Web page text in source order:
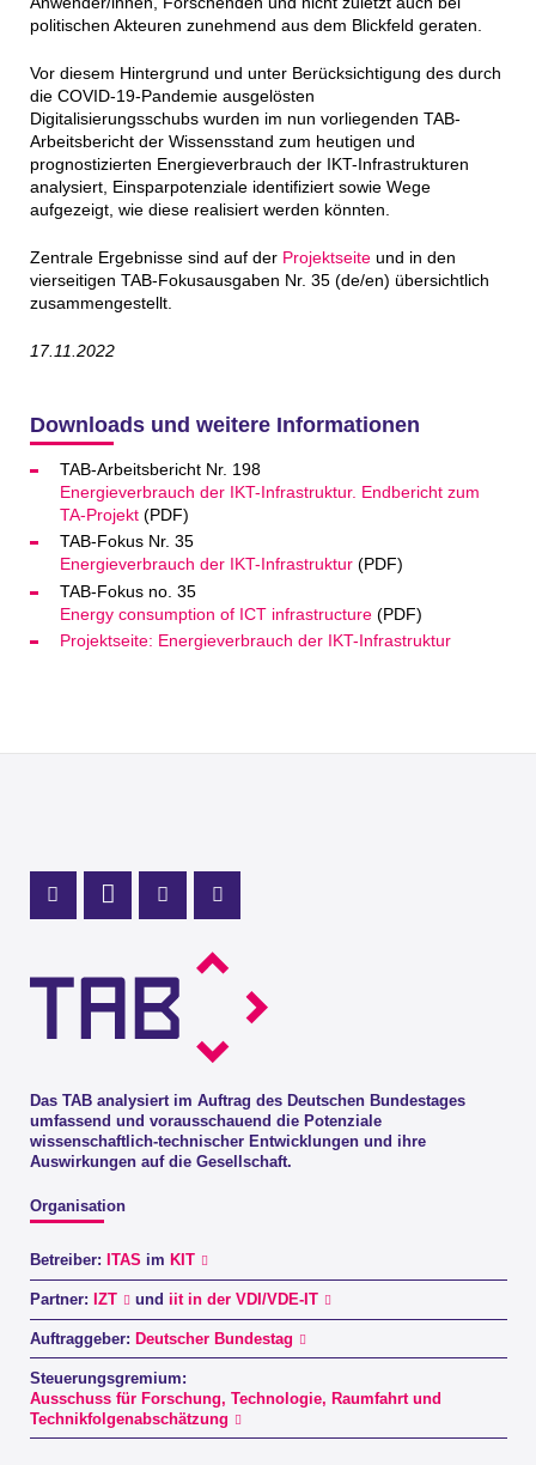
politischen Akteuren zunehmend aus dem Blickfeld geraten.
Vor diesem Hintergrund und unter Berücksichtigung des durch
die COVID-19-Pandemie ausgelösten
Digitalisierungsschubs wurden im nun vorliegenden TAB-
Arbeitsbericht der Wissensstand zum heutigen und
prognostizierten Energieverbrauch der IKT-Infrastrukturen
analysiert, Einsparpotenziale identifiziert sowie Wege
aufgezeigt, wie diese realisiert werden könnten.
Zentrale Ergebnisse sind auf der Projektseiteund in den
vierseitigen TAB-Fokusausgaben Nr. 35 (de/en) übersichtlich
zusammengestellt.
17.11.2022
Downloads und weitere Informationen
TAB-Arbeitsbericht Nr. 198
Energieverbrauch der IKT-Infrastruktur. Endbericht zum
TA-Projekt(PDF)
TAB-Fokus Nr. 35
Energieverbrauch der IKT-Infrastruktur(PDF)
TAB-Fokus no. 35
Energy consumption of ICT infrastructure(PDF)
Projektseite: Energieverbrauch der IKT-Infrastruktur
Das TAB analysiert im Auftrag des Deutschen Bundestages
umfassend und vorausschauend die Potenziale
wissenschaftlich-technischer Entwicklungen und ihre
Auswirkungen auf die Gesellschaft.
Organisation
Betreiber: ITAS im KIT
Partner: IZT und iit in der VDI/VDE-IT
Auftraggeber: Deutscher Bundestag
Steuerungsgremium:
Ausschuss für Forschung, Technologie, Raumfahrt und
Technikfolgenabschätzung
Profil Mastodon
LinkedIn Profil